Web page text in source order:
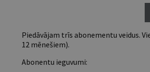
Piedāvājam trīs abonementu veidus.
12 mēnešiem).
Abonentu ieguvumi: